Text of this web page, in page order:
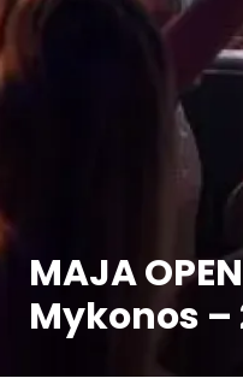
MAJA
Mykonos –